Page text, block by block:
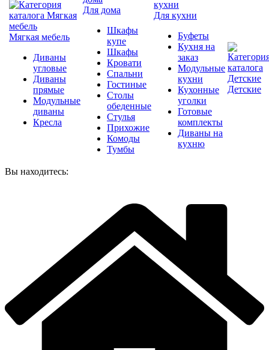
Мягкая мебель
Диваны
угловые
Диваны
прямые
Модульные
диваны
Кресла
Для дома
Шкафы
купе
Шкафы
Кровати
Спальни
Гостиные
Столы
обеденные
Стулья
Прихожие
Комоды
Тумбы
Для кухни
Буфеты
Кухня на
заказ
Модульные
кухни
Кухонные
уголки
Готовые
комплекты
Диваны на
кухню
Детские
Вы находитесь: